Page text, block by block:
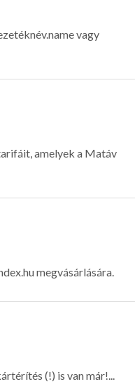
vagy
amelyek a Matáv
megvásárlására.
(!) is van már!...